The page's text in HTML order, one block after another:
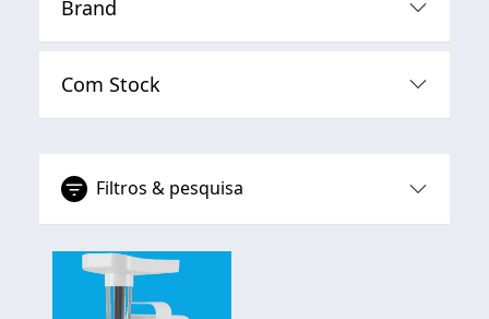
Filtros & pesquisa
Brand
Com Stock